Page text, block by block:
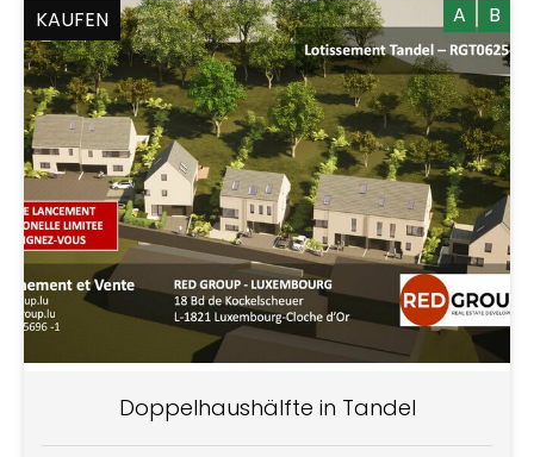
KAUFEN A B
Doppelhaushälfte in Tandel